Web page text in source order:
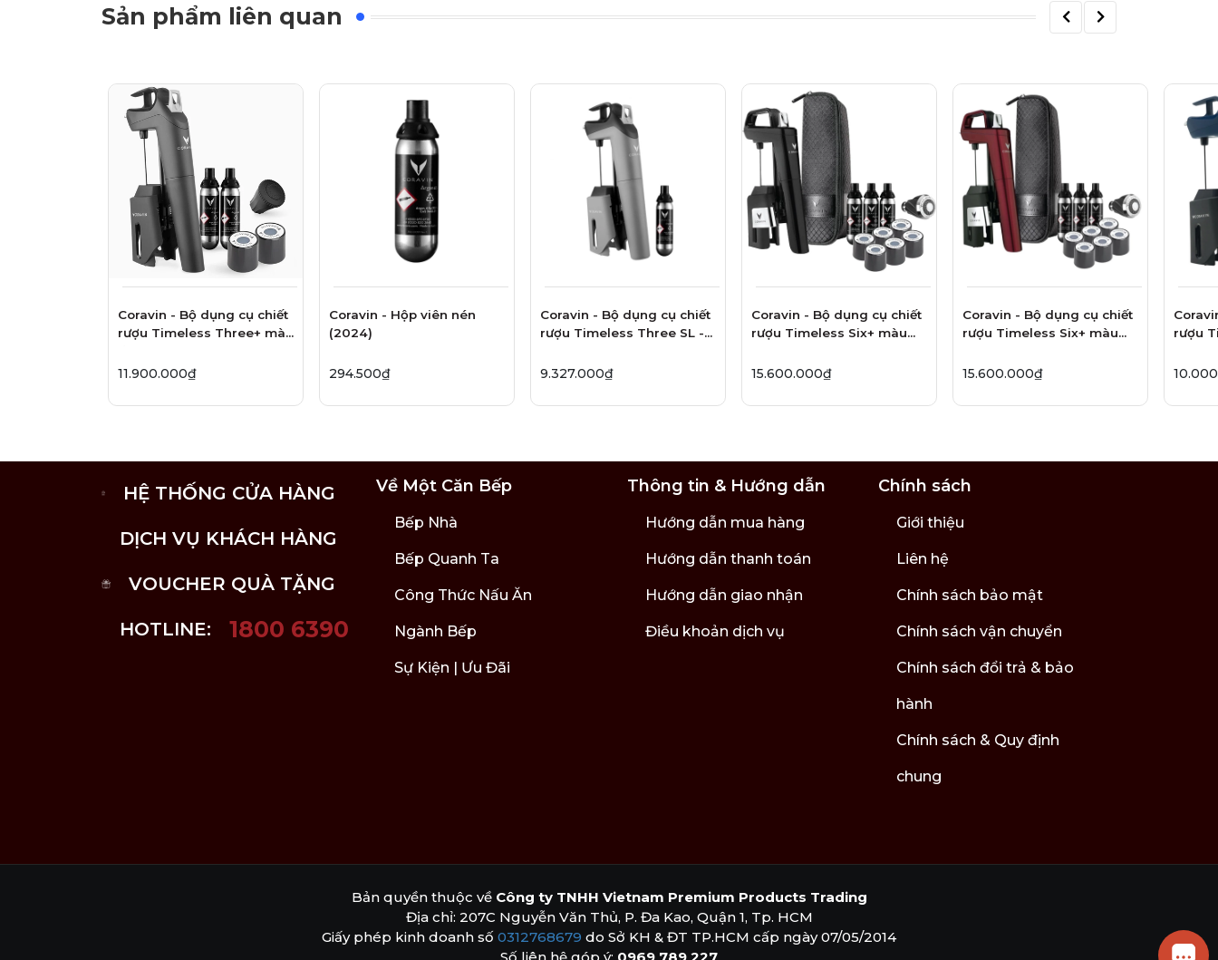
Kích thước: 12 x 6.0 x 1.0 cm
Chất liệu: thép không gỉ cao cấp, được phủ một lớp Teflon bên ngoài.
Giúp chiết rượu dễ dàng mà không ảnh hưởng đến nút bần.
Thiết kế siêu mảnh giúp chiết rượu chuẩn xác, tương thích cho tất cả các máy chiết rượu Coravin.
Bộ sản phẩm gồm 3 kim:
Kim chiết nhanh: loại kim to hơn giúp cho việc chiết rượu nhanh hơn 20% so với kim tiêu chuẩn đi kèm theo máy Coravin.
Kim chiết vintage: loại kim mảnh hơn, tính năng đàn hồi cao hơn được thiết kế đặc biệt chuyên dụng cho các nút chai khó mở, các chai rượu cổ và
quý, được cất giữ lâu năm.
Kim chiết tiêu chuẩn: tương đương với kim có sẵn trong máy Coravin, thích hợp với hầu hết các chai rượu thông thường.
Thông tin kích thước:
Cân nặng: 0.1 kg
Kích thước: 12 x 6.0 x 1.0 cm
Sản phẩm liên quan
Coravin - Bộ dụng cụ chiết
rượu Timeless Three+ màu
11.900.000₫
Coravin - Hộp viên nén
(2024)
294.500₫
Coravin - Bộ dụng cụ chiết
rượu Timeless Three SL -
9.327.000₫
Coravin - Bộ dụng cụ chiết
rượu Timeless Six+ màu
15.600.000₫
Coravin - Bộ dụng cụ chiết
rượu Timeless Six+ màu
15.600.000₫
rượu
HỆ THỐNG CỬA HÀNG
DỊCH VỤ KHÁCH HÀNG
VOUCHER QUÀ TẶNG
HOTLINE: 1800 6390
Về Một Căn Bếp
Bếp Nhà
Bếp Quanh Ta
Công Thức Nấu Ăn
Ngành Bếp
Sự Kiện | Ưu Đãi
Thông tin & Hướng dẫn
Hướng dẫn mua hàng
Hướng dẫn thanh toán
Hướng dẫn giao nhận
Điều khoản dịch vụ
Chính sách
Giới thiệu
Liên hệ
Chính sách bảo mật
Chính sách vận chuyển
Chính sách đổi trả & bảo
hành
Chính sách & Quy định
chung
Bản quyền thuộc về Công ty TNHH Vietnam Premium Products Trading
Địa chỉ: 207C Nguyễn Văn Thủ, P. Đa Kao, Quận 1, Tp. HCM
Giấy phép kinh doanh số 0312768679 do Sở KH & ĐT TP.HCM cấp ngày 07/05/2014